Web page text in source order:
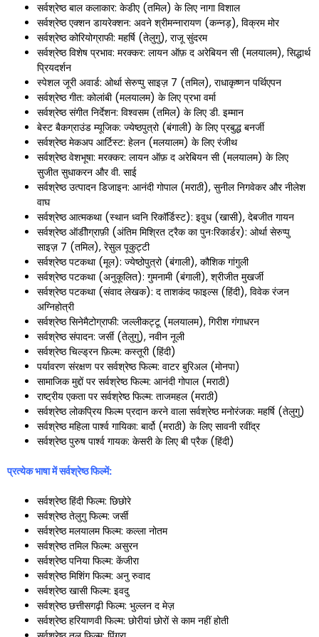
सर्वश्रेष्ठ बाल कलाकार: केडीए (तमिल) के लिए नागा विशाल
सर्वश्रेष्ठ एक्शन डायरेक्शन: अवने श्रीमन्नारायण (कन्नड़), विक्रम मोर
सर्वश्रेष्ठ कोरियोग्राफी: महर्षि (तेलुगु), राजू सुंदरम
सर्वश्रेष्ठ विशेष प्रभाव: मरक्कर: लायन ऑफ़ द अरेबियन सी (मलयालम), सिद्धार्थ
प्रियदर्शन
स्पेशल जूरी अवार्ड: ओर्था सेरुप्पु साइज़ 7 (तमिल), राधाकृष्णन पर्थिएपन
सर्वश्रेष्ठ गीत: कोलांबी (मलयालम) के लिए प्रभा वर्मा
सर्वश्रेष्ठ संगीत निर्देशन: विश्वसम (तमिल) के लिए डी. इम्मान
बेस्ट बैकग्राउंड म्यूजिक: ज्येष्ठपुत्रो (बंगाली) के लिए प्रबुद्ध बनर्जी
सर्वश्रेष्ठ मेकअप आर्टिस्ट: हेलन (मलयालम) के लिए रंजीथ
सर्वश्रेष्ठ वेशभूषा: मरक्कर: लायन ऑफ़ द अरेबियन सी (मलयालम) के लिए
सुजीत सुधाकरन और वी. साई
सर्वश्रेष्ठ उत्पादन डिजाइन: आनंदी गोपाल (मराठी), सुनील निगवेकर और नीलेश
वाघ
सर्वश्रेष्ठ आत्मकथा (स्थान ध्वनि रिकॉर्डिस्ट): इवुध (खासी), देबजीत गायन
सर्वश्रेष्ठ ऑडीोग्राफ़ी (अंतिम मिश्रित ट्रैक का पुनःरिकार्डर): ओर्था सेरुप्पु
साइज़ 7 (तमिल), रेसुल पूकुट्टी
सर्वश्रेष्ठ पटकथा (मूल): ज्येष्ठोपुत्रो (बंगाली), कौशिक गांगुली
सर्वश्रेष्ठ पटकथा (अनुकूलित): गुमनामी (बंगाली), श्रीजीत मुखर्जी
सर्वश्रेष्ठ पटकथा (संवाद लेखक): द ताशकंद फाइल्स (हिंदी), विवेक रंजन
अग्निहोत्री
सर्वश्रेष्ठ सिनेमैटोग्राफी: जल्लीकट्टू (मलयालम), गिरीश गंगाधरन
सर्वश्रेष्ठ संपादन: जर्सी (तेलुगु), नवीन नूली
सर्वश्रेष्ठ चिल्ड्रन फ़िल्म: कस्तूरी (हिंदी)
पर्यावरण संरक्षण पर सर्वश्रेष्ठ फिल्म: वाटर बुरिअल (मोनपा)
सामाजिक मुद्दों पर सर्वश्रेष्ठ फिल्म: आनंदी गोपाल (मराठी)
राष्ट्रीय एकता पर सर्वश्रेष्ठ फिल्म: ताजमहल (मराठी)
सर्वश्रेष्ठ लोकप्रिय फिल्म प्रदान करने वाला सर्वश्रेष्ठ मनोरंजक: महर्षि (तेलुगु)
सर्वश्रेष्ठ महिला पार्श्व गायिका: बार्दो (मराठी) के लिए सावनी रवींद्र
सर्वश्रेष्ठ पुरुष पार्श्व गायक: केसरी के लिए बी प्रैक (हिंदी)
प्रत्येक भाषा में सर्वश्रेष्ठ फिल्में:
सर्वश्रेष्ठ हिंदी फिल्म: छिछोरे
सर्वश्रेष्ठ तेलुगु फिल्म: जर्सी
सर्वश्रेष्ठ मलयालम फिल्म: कल्ला नोतम
सर्वश्रेष्ठ तमिल फिल्म: असुरन
सर्वश्रेष्ठ पनिया फिल्म: केंजीरा
सर्वश्रेष्ठ मिशिंग फिल्म: अनु रुवाद
सर्वश्रेष्ठ खासी फिल्म: इवदु
सर्वश्रेष्ठ छत्तीसगढ़ी फिल्म: भुल्लन द मेज़
सर्वश्रेष्ठ हरियाणवी फिल्म: छोरीयां छोरों से काम नहीं होती